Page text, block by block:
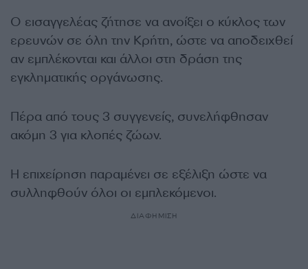
Ο εισαγγελέας ζήτησε να ανοίξει ο κύκλος των
ερευνών σε όλη την Κρήτη, ώστε να αποδειχθεί
αν εμπλέκονται και άλλοι στη δράση της
εγκληματικής οργάνωσης.
Πέρα από τους 3 συγγενείς, συνελήφθησαν
ακόμη 3 για κλοπές ζώων.
Η επιχείρηση παραμένει σε εξέλιξη ώστε να
συλληφθούν όλοι οι εμπλεκόμενοι.
ΔΙΑΦΗΜΙΣΗ